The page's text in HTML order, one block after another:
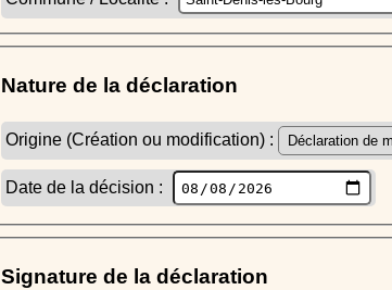
Nature de la déclaration
Origine (Création ou modification) :
Date de la décision :
Signature de la déclaration